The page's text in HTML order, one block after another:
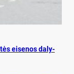
ei­se­nos da­ly­